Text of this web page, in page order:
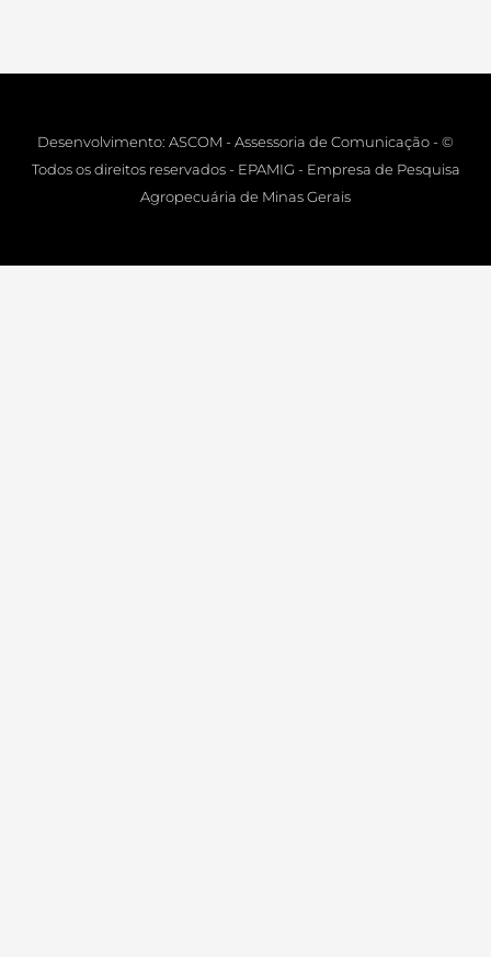
Desenvolvimento: ASCOM - Assessoria de Comunicação - ©
Todos os direitos reservados - EPAMIG - Empresa de Pesquisa
Agropecuária de Minas Gerais